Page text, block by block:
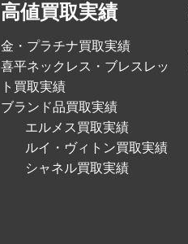
高値買取実績
金・プラチナ買取実績
喜平ネックレス・ブレスレッ
ト買取実績
ブランド品買取実績
エルメス買取実績
ルイ・ヴィトン買取実績
シャネル買取実績